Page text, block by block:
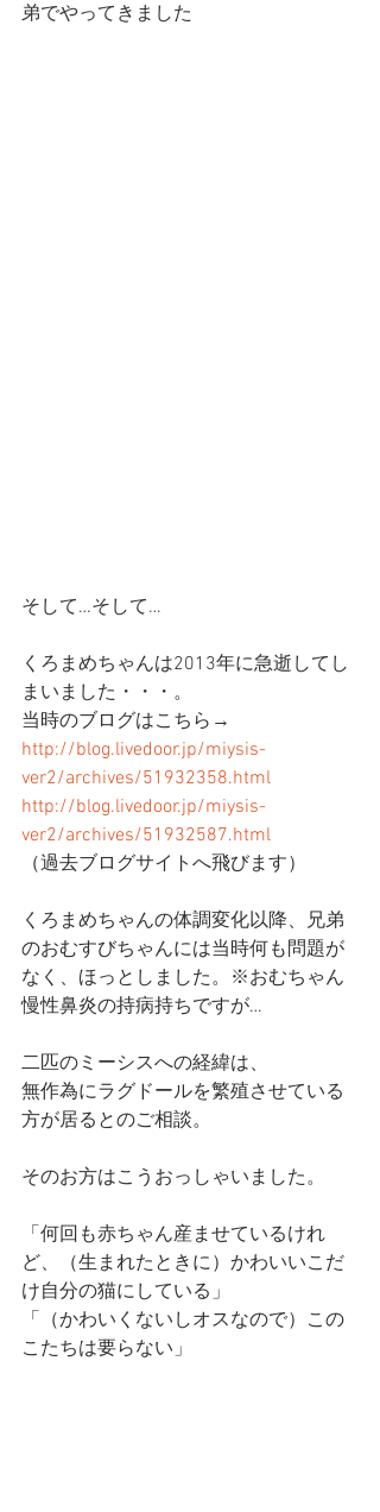
弟でやってきました
そして…そして…
くろまめちゃんは2013年に急逝してし
まいました・・・。
当時のブログはこちら→
http://blog.livedoor.jp/miysis-
ver2/archives/51932358.html
http://blog.livedoor.jp/miysis-
ver2/archives/51932587.html
（過去ブログサイトへ飛びます）
くろまめちゃんの体調変化以降、兄弟
のおむすびちゃんには当時何も問題が
なく、ほっとしました。※おむちゃん
慢性鼻炎の持病持ちですが…
二匹のミーシスへの経緯は、
無作為にラグドールを繁殖させている
方が居るとのご相談。
そのお方はこうおっしゃいました。
「何回も赤ちゃん産ませているけれ
ど、（生まれたときに）かわいいこだ
け自分の猫にしている」
「（かわいくないしオスなので）この
こたちは要らない」